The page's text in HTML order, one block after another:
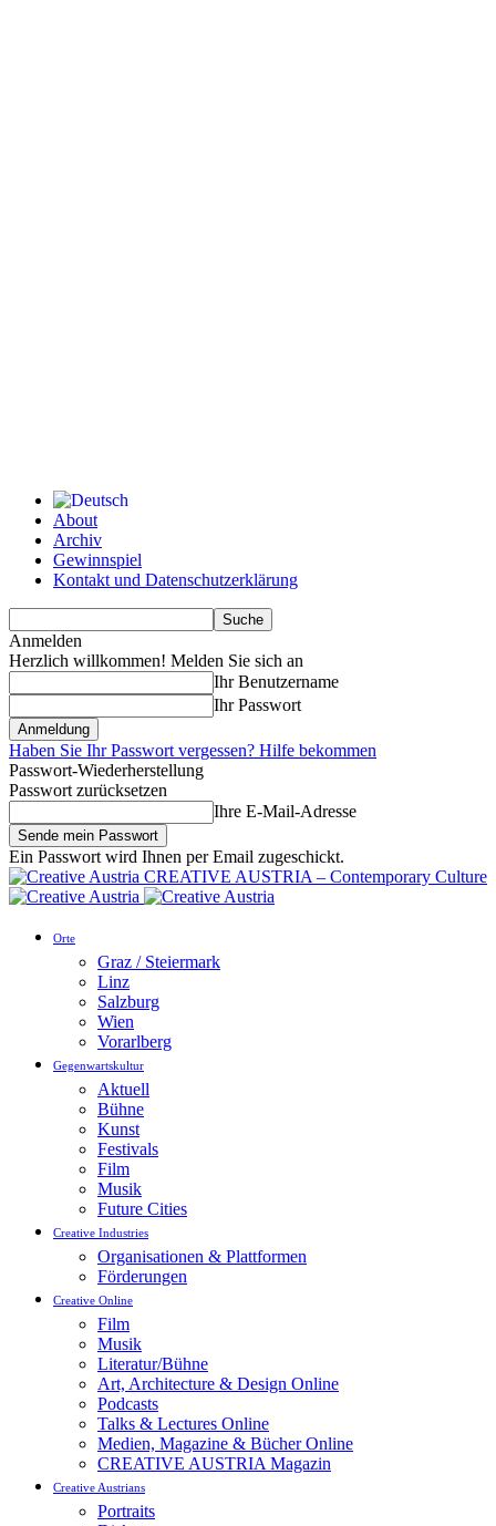
About
Archiv
Gewinnspiel
Kontakt und Datenschutzerklärung
Anmelden
Herzlich willkommen! Melden Sie sich an
Ihr Benutzername
Ihr Passwort
Haben Sie Ihr Passwort vergessen? Hilfe bekommen
Passwort-Wiederherstellung
Passwort zurücksetzen
Ihre E-Mail-Adresse
Ein Passwort wird Ihnen per Email zugeschickt.
CREATIVE AUSTRIA – Contemporary Culture
Orte
Graz / Steiermark
Linz
Salzburg
Wien
Vorarlberg
Gegenwartskultur
Aktuell
Bühne
Kunst
Festivals
Film
Musik
Future Cities
Creative Industries
Organisationen & Plattformen
Förderungen
Creative Online
Film
Musik
Literatur/Bühne
Art, Architecture & Design Online
Podcasts
Talks & Lectures Online
Medien, Magazine & Bücher Online
CREATIVE AUSTRIA Magazin
Creative Austrians
Portraits